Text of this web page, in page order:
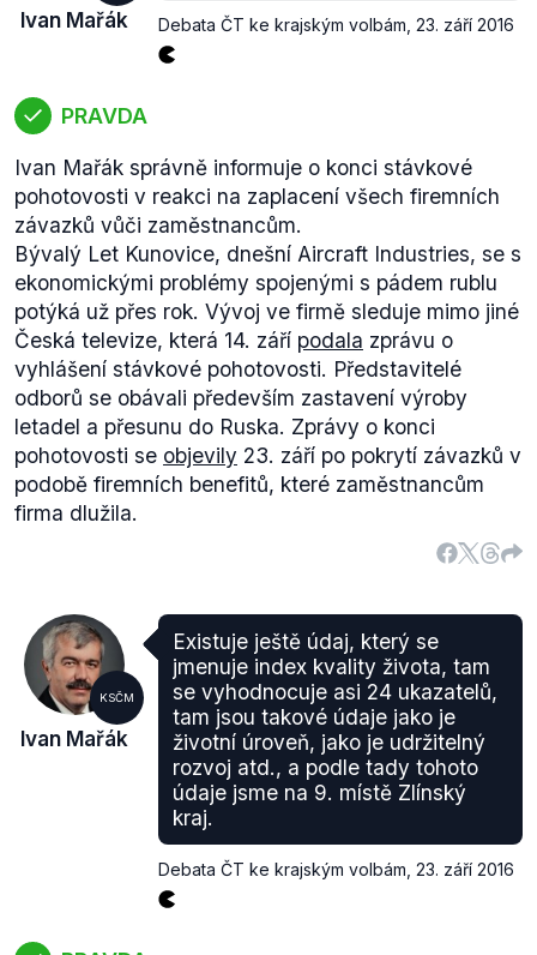
rozhodnutím ministerstva odmítl řídit, se situace
dostala do mrtvého bodu. Luděk Maděra se poté
Práva ve veřejném zájmu), ale úřad nakonec
informace vydal
Kromě žaloby na vydání informace Luděk Maděra
podal zároveň žalobu na zadostiučinění za
nesprávný úřední postup Zlínského kraje. Okresní
soud ve Zlíně shledal postup kraje za protiprávní a
uložil(.pdf, str. 1) mu k zaplacení částku 46 571 Kč
na účet Luďka Maděry. Totéž potvrdil odvolací
Krajský soud v Brně, který pouzezvýšil(.pdf, str. 1)
částku za uhrazení nákladů z 6400 na 30 774 Kč.
Poskytováním informací o platech úředníků se
zabýval(.pdf, str. 7) Nejvyšší správní soud v květnu
2011, přičemž došel k závěru, že příjemcem
veřejných prostředků je jakákoliv osoba, které je
vyplacena byť i minimální částka z veřejných
vedoucí odborů krajského úřadu. Zároveň výše
povinný subjekt musí na požádání poskytnout.
Krajský soud měl už od května 2011 povinnost při
svém rozhodování zohlednit judikaturu, což při
sporu s Luďkem Maděrou neudělal.
Zlínský kraj dostal hlavníanticenuZavřeno za rok
2015 za rozsáhlé obstrukce v oblasti přístupu k
informacím. O několik let dříve, konkrétně v letech
2008–2012, se Luděk Maděra
Magistrátem města Zlín, jehož primátorem je od
roku 2010 Miroslav Adámek, který je zároveň
zastupitelem Zlínského kraje.
Ivan Mařák Debata ČT ke krajským volbám 23. září 2016
PRAVDA
Ivan Mařák správně informuje o konci stávkové
pohotovosti v reakci na zaplacení všech firemních
závazků vůči zaměstnancům.
Bývalý Let Kunovice, dnešní Aircraft Industries, se s
ekonomickými problémy spojenými s pádem rublu
potýká už přes rok. Vývoj ve firmě sleduje mimo jiné
Česká televize, která 14. září podala zprávu o
vyhlášení stávkové pohotovosti. Představitelé
odborů se obávali především zastavení výroby
letadel a přesunu do Ruska. Zprávy o konci
pohotovosti se objevily 23. září po pokrytí závazků v
podobě firemních benefitů, které zaměstnancům
firma dlužila.
KSČM
Ivan Mařák
Existuje ještě údaj, který se
jmenuje index kvality života, tam
se vyhodnocuje asi 24 ukazatelů,
tam jsou takové údaje jako je
životní úroveň, jako je udržitelný
rozvoj atd., a podle tady tohoto
údaje jsme na 9. místě Zlínský
kraj.
Debata ČT ke krajským volbám 23. září 2016